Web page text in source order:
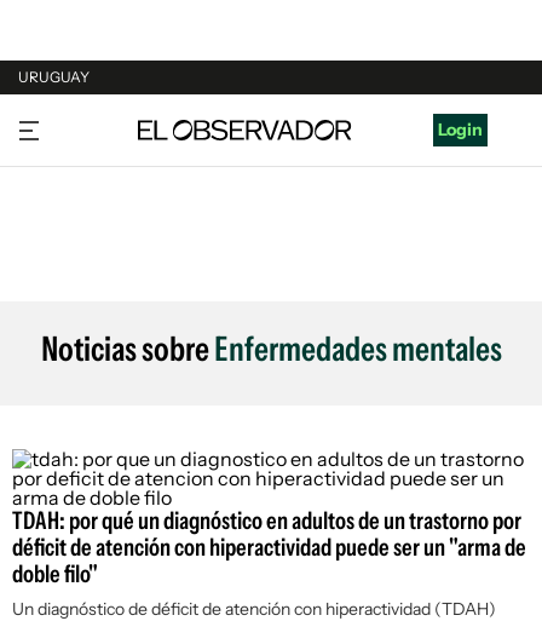
URUGUAY
URUGUAY
ARGENTINA
Login
Noticias sobreEnfermedades mentales
TDAH: por qué un diagnóstico en adultos de un trastorno por
déficit de atención con hiperactividad puede ser un "arma de
doble filo"
Un diagnóstico de déficit de atención con hiperactividad (TDAH)